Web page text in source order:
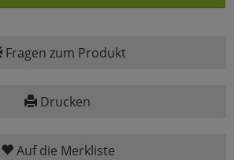
Fragen zum Produkt
Drucken
Auf die Merkliste